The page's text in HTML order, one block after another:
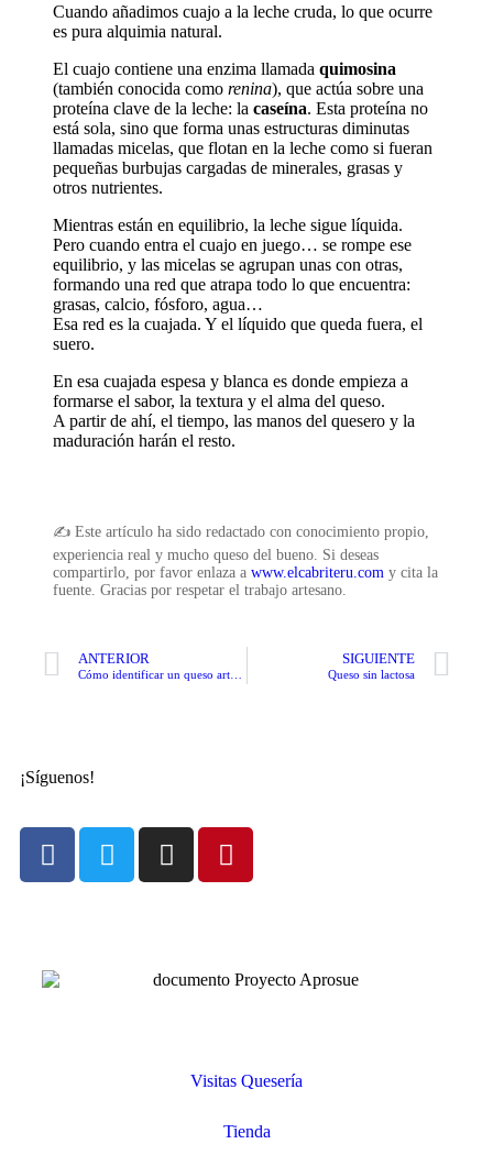
Cuando añadimos cuajo a la leche cruda, lo que ocurre
es pura alquimia natural.
El cuajo contiene una enzima llamada quimosina
(también conocida como renina), que actúa sobre una
proteína clave de la leche: la caseína. Esta proteína no
está sola, sino que forma unas estructuras diminutas
llamadas micelas, que flotan en la leche como si fueran
pequeñas burbujas cargadas de minerales, grasas y
otros nutrientes.
Mientras están en equilibrio, la leche sigue líquida.
Pero cuando entra el cuajo en juego… se rompe ese
equilibrio, y las micelas se agrupan unas con otras,
formando una red que atrapa todo lo que encuentra:
grasas, calcio, fósforo, agua…
Esa red es la cuajada. Y el líquido que queda fuera, el
suero.
En esa cuajada espesa y blanca es donde empieza a
formarse el sabor, la textura y el alma del queso.
A partir de ahí, el tiempo, las manos del quesero y la
maduración harán el resto.
✍️ Este artículo ha sido redactado con conocimiento propio,
experiencia real y mucho queso del bueno. Si deseas
compartirlo, por favor enlaza a www.elcabriteru.com y cita la
fuente. Gracias por respetar el trabajo artesano.
ANTERIOR SIGUIENTE
Queso sin lactosa
¡Síguenos!
Visitas Quesería
Tienda